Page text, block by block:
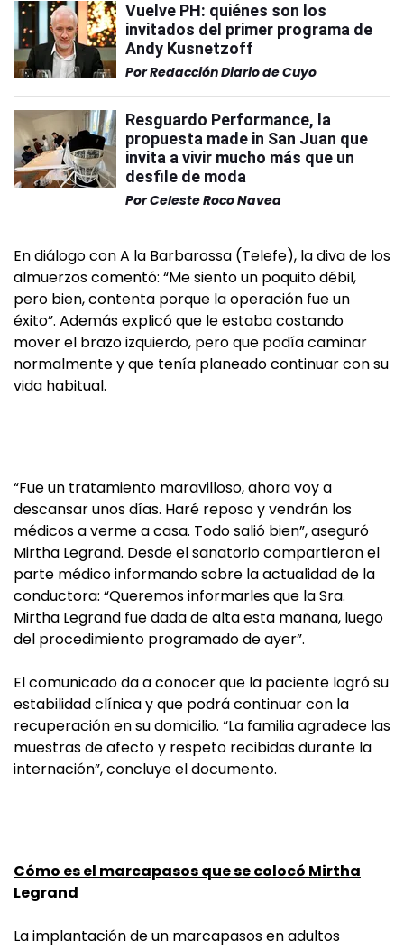
Vuelve PH: quiénes son los
invitados del primer programa de
Andy Kusnetzoff
PorRedacción Diario de Cuyo
Resguardo Performance, la
propuesta made in San Juan que
invita a vivir mucho más que un
desfile de moda
PorCeleste Roco Navea
En diálogo con A la Barbarossa (Telefe), la diva de los
almuerzos comentó: “Me siento un poquito débil,
pero bien, contenta porque la operación fue un
éxito”. Además explicó que le estaba costando
mover el brazo izquierdo, pero que podía caminar
normalmente y que tenía planeado continuar con su
vida habitual.
“Fue un tratamiento maravilloso, ahora voy a
descansar unos días. Haré reposo y vendrán los
médicos a verme a casa. Todo salió bien”, aseguró
Mirtha Legrand. Desde el sanatorio compartieron el
parte médico informando sobre la actualidad de la
conductora: “Queremos informarles que la Sra.
Mirtha Legrand fue dada de alta esta mañana, luego
del procedimiento programado de ayer”.
El comunicado da a conocer que la paciente logró su
estabilidad clínica y que podrá continuar con la
recuperación en su domicilio. “La familia agradece las
muestras de afecto y respeto recibidas durante la
internación”, concluye el documento.
Cómo es el marcapasos que se colocó Mirtha
Legrand
La implantación de un marcapasos en adultos